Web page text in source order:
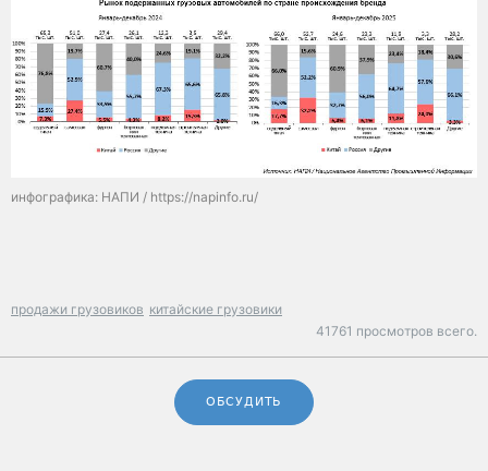
инфографика: НАПИ / https://napinfo.ru/
продажи грузовиков китайские грузовики
41761 просмотров всего.
ОБСУДИТЬ